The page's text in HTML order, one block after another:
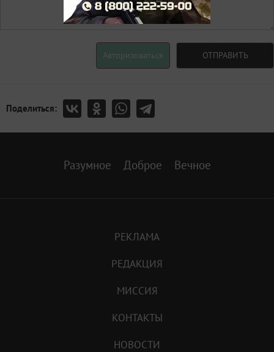
Авторизоваться ОТПРАВИТЬ
Поделиться:
Разумное Доброе Вечное
РЕКЛАМА
РЕДАКЦИЯ
МИССИЯ
КОНТАКТЫ
НОВОСТИ